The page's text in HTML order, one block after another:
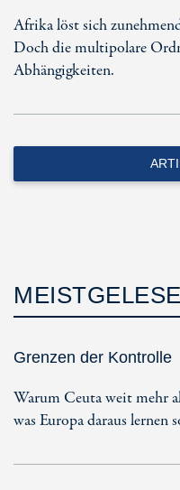
Afrika löst sich
Doch die multipolare
Abhängigkeiten.
Grenzen der Kontrolle
Warum Ceuta weit mehr
was Europa daraus lernen